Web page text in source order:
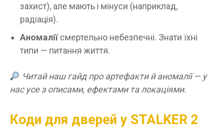
захист), але мають і мінуси (наприклад,
радіація).
Аномаліїсмертельно небезпечні. Знати їхні
типи — питання життя.
Читай наш гайд про артефакти й аномалії — у
нас усе з описами, ефектами та локаціями.
Коди для дверей у STALKER 2